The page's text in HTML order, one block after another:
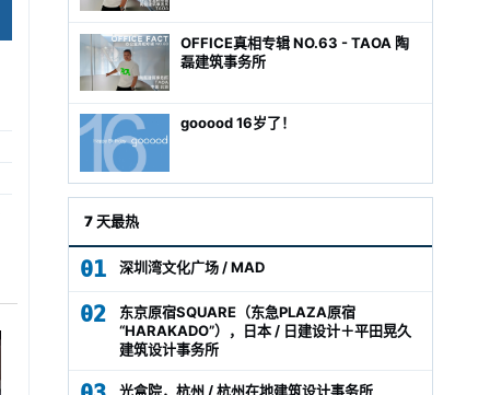
OFFICE真相专辑 NO.63 - TAOA 陶
磊建筑事务所
gooood 16岁了！
7 天最热
01 深圳湾文化广场 / MAD
02
东京原宿SQUARE（东急PLAZA原宿
“HARAKADO”），日本 / 日建设计＋平田晃久
建筑设计事务所
光盒院，杭州 / 杭州在地建筑设计事务所